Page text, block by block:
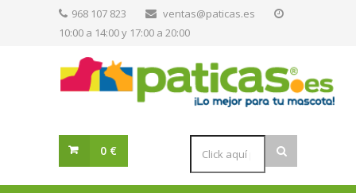
968 107 823
ventas@paticas.es
10:00 a 14:00 y 17:00 a 20:00
0 €